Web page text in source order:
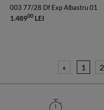
003 77/28 Df Exp Albastru 01
1.48900 LEI
« 1 2